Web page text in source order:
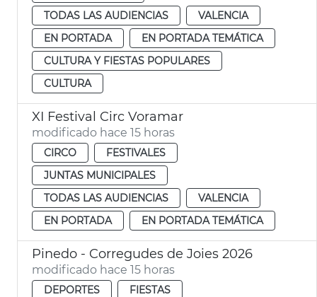
TODAS LAS AUDIENCIAS
VALENCIA
EN PORTADA
EN PORTADA TEMÁTICA
CULTURA Y FIESTAS POPULARES
CULTURA
XI Festival Circ Voramar
modificado hace 15 horas
CIRCO
FESTIVALES
JUNTAS MUNICIPALES
TODAS LAS AUDIENCIAS
VALENCIA
EN PORTADA
EN PORTADA TEMÁTICA
Pinedo - Corregudes de Joies 2026
modificado hace 15 horas
DEPORTES
FIESTAS